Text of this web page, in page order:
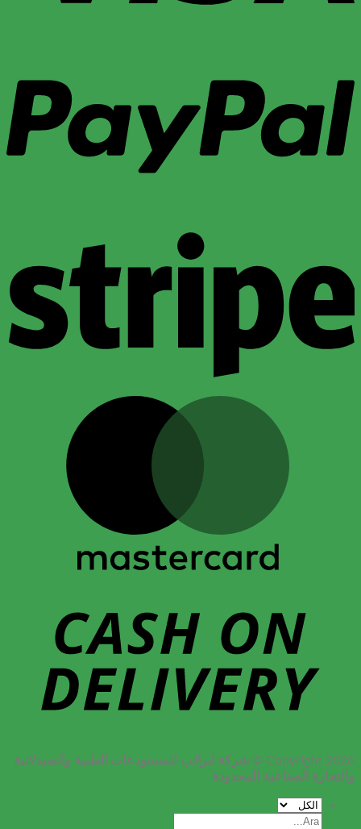
Copyright 2026 ©
شركة ايرالب للمستودعات الطبية والصيدلانية
والتجارة الصناعية المحدودة
البحث